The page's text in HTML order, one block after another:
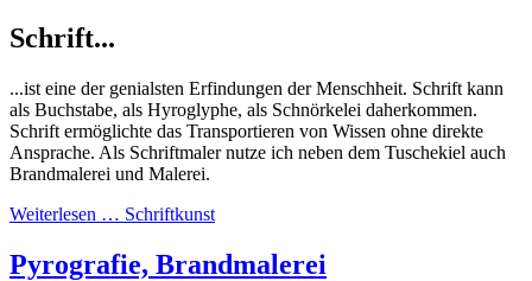
Schrift...
...ist eine der genialsten Erfindungen der Menschheit. Schrift kann
als Buchstabe, als Hyroglyphe, als Schnörkelei daherkommen.
Schrift ermöglichte das Transportieren von Wissen ohne direkte
Ansprache. Als Schriftmaler nutze ich neben dem Tuschekiel auch
Brandmalerei und Malerei.
Weiterlesen … Schriftkunst
Pyrografie, Brandmalerei